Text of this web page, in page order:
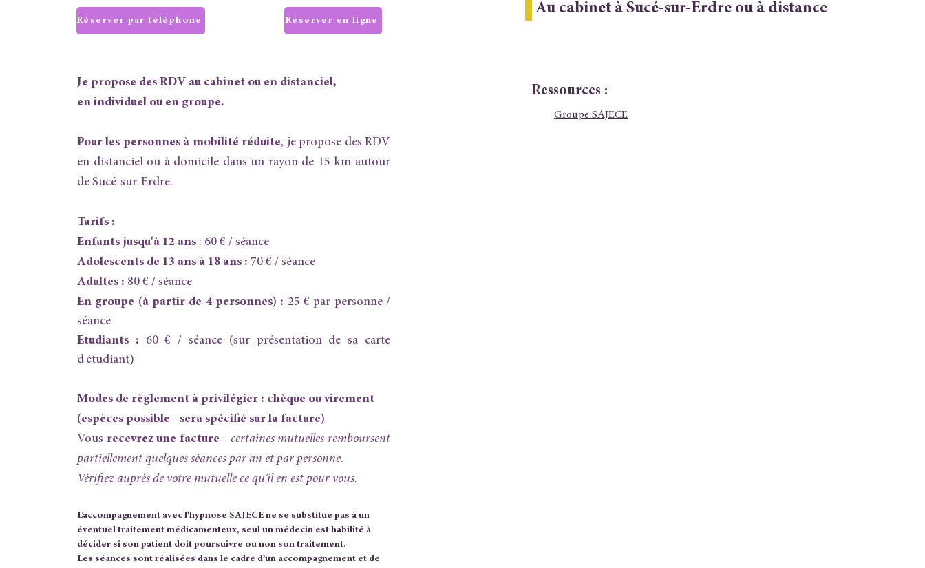
Je propose des RDV au cabinet ou en distanciel,
en individuel ou en groupe.
Pour les personnes à mobilité réduite, je propose des RDV
en distanciel ou à domicile dans un rayon de 15 km autour
de Sucé-sur-Erdre.
Tarifs :
Enfants jusqu'à 12 ans : 60 € / séance
Adolescents de 13 ans à 18 ans : 70 € / séance
Adultes : 80 € / séance
En groupe (à partir de 4 personnes) : 25 € par personne /
séance
Etudiants : 60 € / séance (sur présentation de sa carte
d'étudiant)
Modes de règlement à privilégier : chèque ou virement
(espèces possible - sera spécifié sur la facture)
Vous recevrez une facture - certaines mutuelles remboursent
partiellement quelques séances par an et par personne.
Vérifiez auprès de votre mutuelle ce qu'il en est pour vous.
L’accompagnement avec l'hypnose SAJECE ne se substitue pas à un
éventuel traitement médicamenteux, seul un médecin est habilité à
décider si son patient doit poursuivre ou non son traitement.
Les séances sont réalisées dans le cadre d’un accompagnement et de
Réserver par téléphone Réserver en ligne
Au cabinet à Sucé-sur-Erdre ou à distance
Ressources :
Groupe SAJECE